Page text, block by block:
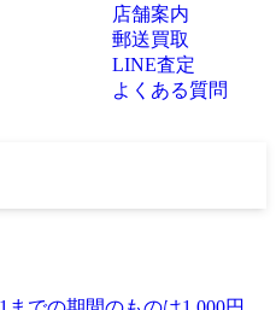
店舗案内
郵送買取
LINE査定
よくある質問